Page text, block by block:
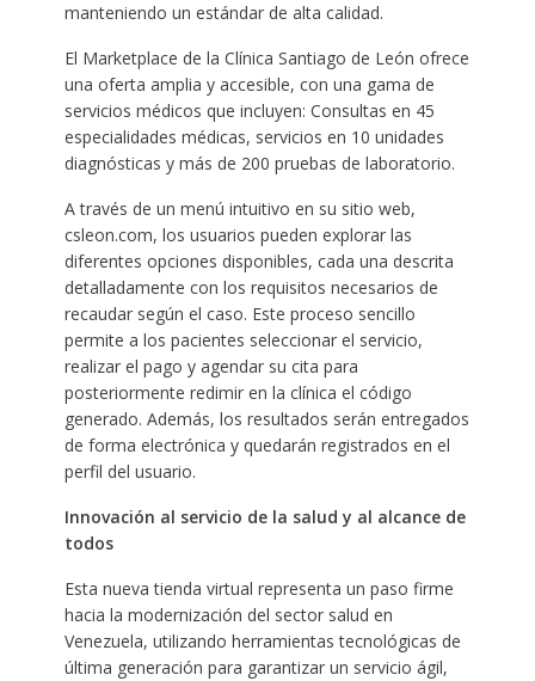
manteniendo un estándar de alta calidad.
El Marketplace de la Clínica Santiago de León ofrece
una oferta amplia y accesible, con una gama de
servicios médicos que incluyen: Consultas en 45
especialidades médicas, servicios en 10 unidades
diagnósticas y más de 200 pruebas de laboratorio.
A través de un menú intuitivo en su sitio web,
csleon.com, los usuarios pueden explorar las
diferentes opciones disponibles, cada una descrita
detalladamente con los requisitos necesarios de
recaudar según el caso. Este proceso sencillo
permite a los pacientes seleccionar el servicio,
realizar el pago y agendar su cita para
posteriormente redimir en la clínica el código
generado. Además, los resultados serán entregados
de forma electrónica y quedarán registrados en el
perfil del usuario.
Innovación al servicio de la salud y al alcance de
todos
Esta nueva tienda virtual representa un paso firme
hacia la modernización del sector salud en
Venezuela, utilizando herramientas tecnológicas de
última generación para garantizar un servicio ágil,